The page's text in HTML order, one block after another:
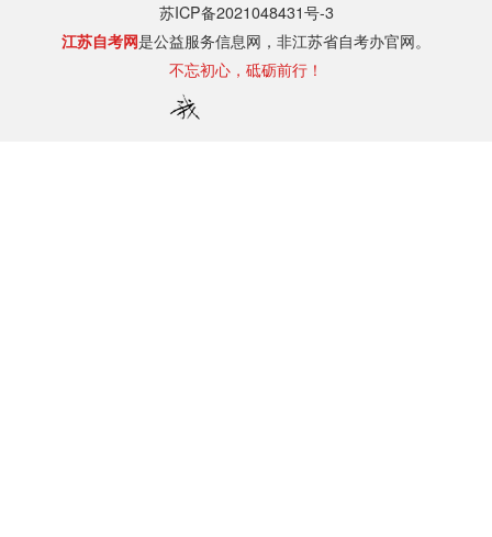
苏ICP备2021048431号-3
江苏自考网是公益服务信息网，非江苏省自考办官网。
不忘初心，砥砺前行！